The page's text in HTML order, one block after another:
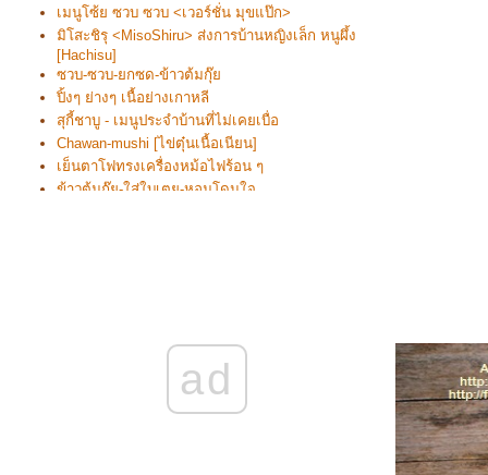
เมนูโซ้ย ซวบ ซวบ <เวอร์ชั่น มุขแป๊ก>
มิโสะชิรุ <MisoShiru> ส่งการบ้านหญิงเล็ก หนูผึ้ง
[Hachisu]
ซวบ-ซวบ-ยกซด-ข้าวต้มกุ๊
ปิ้งๆ ย่างๆ เนื้อย่างเกาหลี
สุกี้ชาบู - เมนูประจำบ้านที่ไม่เคยเบื่อ
Chawan-mushi [ไข่ตุ๋นเนื้อเนียน]
เย็นตาโฟทรงเครื่องหม้อไฟร้อน ๆ
ข้าวต้มกุ๊ย-ใส่ใบเตย-หอมโดนใจ
ad